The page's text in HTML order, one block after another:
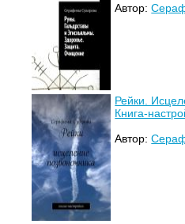
Автор:
Рейки.
Книга-
Автор: